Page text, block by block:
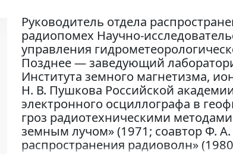
Руководитель отдела
радиопомех Научно-
управления
Позднее — заведующий
Института земного магнетизма,
Н. В. Пушкова Российской
электронного осциллографа в
гроз радиотехническими
земным лучом» (1971; соавтор Ф.
распространения радиоволн»